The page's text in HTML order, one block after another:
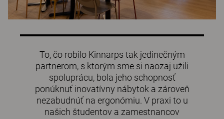
To, čo robilo Kinnarps tak jedinečným
partnerom, s ktorým sme si naozaj užili
spoluprácu, bola jeho schopnosť
ponúknuť inovatívny nábytok a zároveň
nezabudnúť na ergonómiu. V praxi to u
našich študentov a zamestnancov